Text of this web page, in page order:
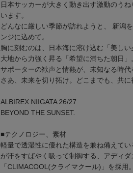
日本サッカーが大きく動き出す激動のう
います。
どんなに厳しい季節が訪れようと、 新潟
ンジに込めて。
胸に刻むのは、日本海に溶け込む「美し
大地から力強く昇る「希望に満ちた朝日」
サポーターの歓声と情熱が、未知なる時代
さあ、未来を切り拓け。どこまでも、共に
ALBIREX NIIGATA 26/27
BEYOND THE SUNSET.
■テクノロジー、素材
軽量で透湿性に優れた構造を兼ね備えて
が汗をすばやく吸って制御する、アディ
「CLIMACOOL(クライマクール)」を採用。